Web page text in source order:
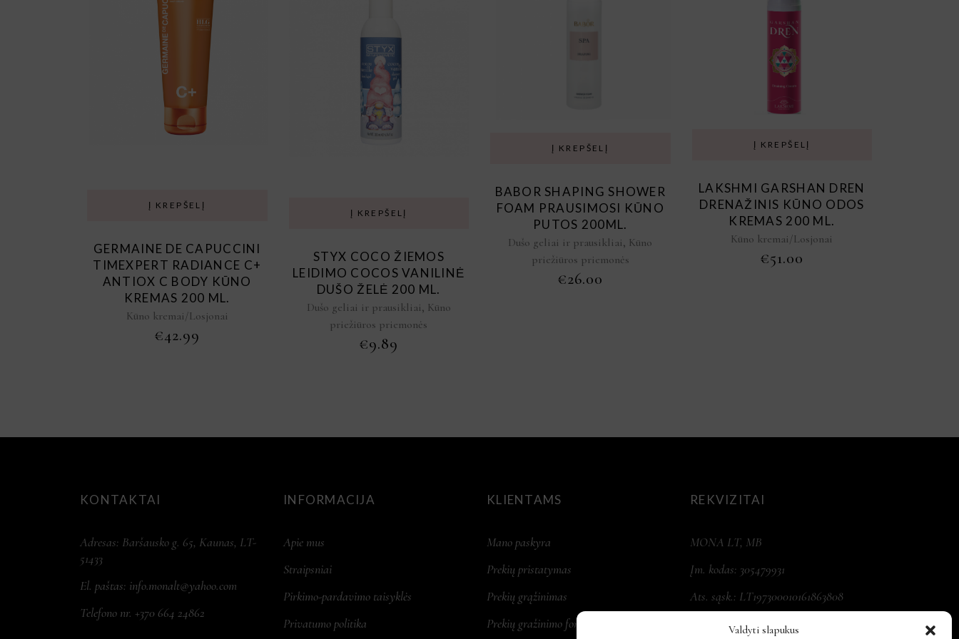
Valdyti slapukus
Į KREPŠELĮ
GERMAINE DE CAPUCCINI
TIMEXPERT RADIANCE C+
ANTIOX C BODY KŪNO
KREMAS 200 ML.
Kūno kremai/Losjonai
€42.99
Į KREPŠELĮ
STYX COCO ŽIEMOS
LEIDIMO COCOS VANILINĖ
DUŠO ŽELĖ 200 ML.
Dušo geliai ir prausikliai, Kūno
priežiūros priemonės
€9.89
Į KREPŠELĮ
BABOR SHAPING SHOWER
FOAM PRAUSIMOSI KŪNO
PUTOS 200ML.
Dušo geliai ir prausikliai, Kūno
priežiūros priemonės
€26.00
Į KREPŠELĮ
LAKSHMI GARSHAN DREN
DRENAŽINIS KŪNO ODOS
KREMAS 200 ML.
Kūno kremai/Losjonai
€51.00
KONTAKTAI
Adresas: Baršausko g. 65, Kaunas, LT-
51433
El. paštas: info.monalt@yahoo.com
Telefono nr. +370 664 24862
INFORMACIJA
Apie mus
Straipsniai
Pirkimo-pardavimo taisyklės
Privatumo politika
KLIENTAMS
Mano paskyra
Prekių pristatymas
Prekių grąžinimas
Prekių gražinimo forma
REKVIZITAI
MONA LT, MB
Įm. kodas: 305479931
Ats. sąsk.: LT197300010161863808